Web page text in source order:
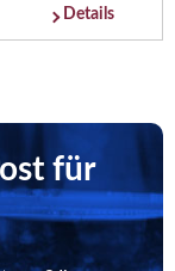
Details
für